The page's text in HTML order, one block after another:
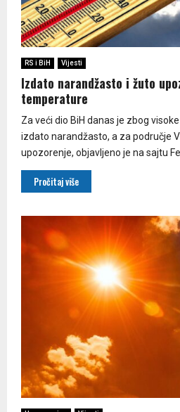
RS i BiH Vijesti
Izdato narandžasto i žuto
temperature
Za veći dio BiH danas je zbog
izdato narandžasto, a za područje
upozorenje, objavljeno je na sajtu
Pročitaj više